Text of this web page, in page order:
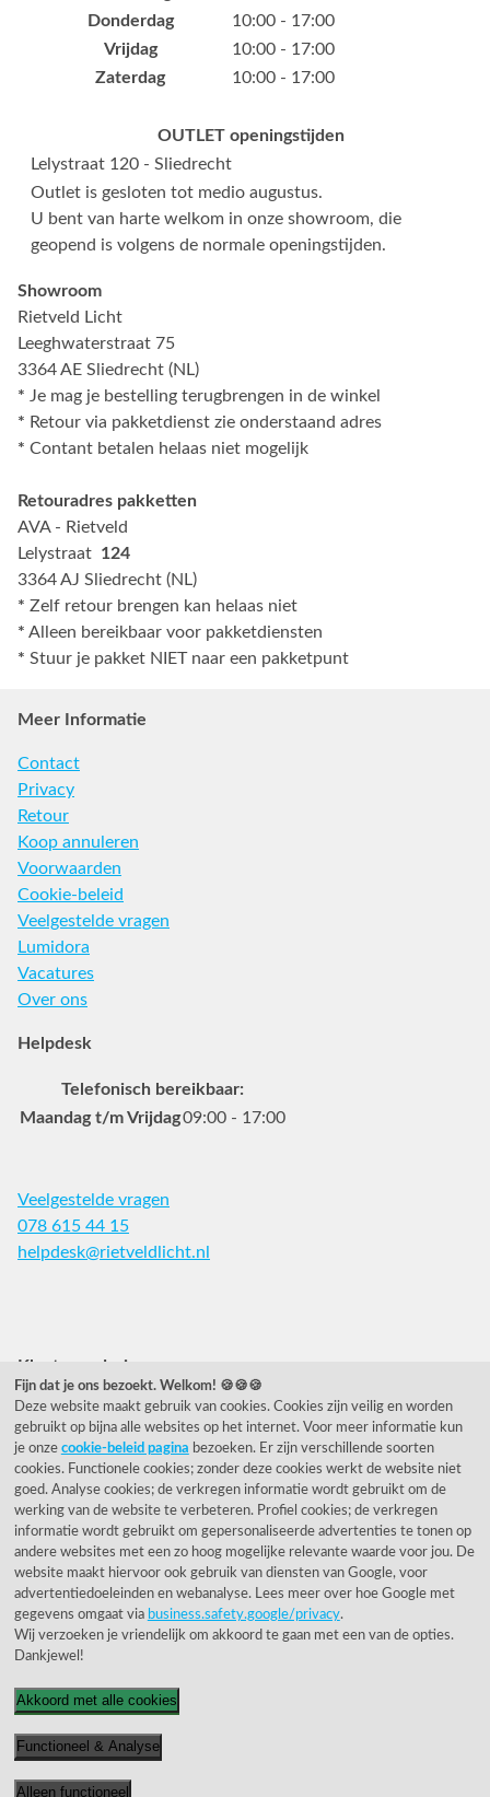
Donderdag
10:00 - 17:00
Vrijdag
10:00 - 17:00
Zaterdag
10:00 - 17:00
OUTLET openingstijden
Lelystraat 120 - Sliedrecht
Outlet is gesloten tot medio augustus.
U bent van harte welkom in onze showroom, die
geopend is volgens de normale openingstijden.
Showroom
Rietveld Licht
Leeghwaterstraat 75
3364 AE Sliedrecht (NL)
* Je mag je bestelling terugbrengen in de winkel
* Retour via pakketdienst zie onderstaand adres
* Contant betalen helaas niet mogelijk
Retouradres pakketten
AVA - Rietveld
Lelystraat 124
3364 AJ Sliedrecht (NL)
* Zelf retour brengen kan helaas niet
* Alleen bereikbaar voor pakketdiensten
* Stuur je pakket NIET naar een pakketpunt
Meer Informatie
Contact
Privacy
Retour
Koop annuleren
Voorwaarden
Cookie-beleid
Veelgestelde vragen
Lumidora
Vacatures
Over ons
Helpdesk
Telefonisch bereikbaar:
Maandag t/m Vrijdag09:00 - 17:00
Veelgestelde vragen
078 615 44 15
helpdesk@rietveldlicht.nl
Klantwaardering
"Zeer goed" - eKomi.nl
Cijfer: 9.2 (25540 recensies)
Onze nieuwsbrief
Wil je onze nieuwsbrief ontvangen?
© 1955 - 2026 Rietveld Licht B.V.
Fijn dat je ons bezoekt. Welkom! 🍪🍪🍪
Deze website maakt gebruik van cookies. Cookies zijn veilig en worden
gebruikt op bijna alle websites op het internet. Voor meer informatie kun
je onze cookie-beleid pagina bezoeken. Er zijn verschillende soorten
cookies. Functionele cookies; zonder deze cookies werkt de website niet
goed. Analyse cookies; de verkregen informatie wordt gebruikt om de
werking van de website te verbeteren. Profiel cookies; de verkregen
informatie wordt gebruikt om gepersonaliseerde advertenties te tonen op
andere websites met een zo hoog mogelijke relevante waarde voor jou. De
website maakt hiervoor ook gebruik van diensten van Google, voor
advertentiedoeleinden en webanalyse. Lees meer over hoe Google met
gegevens omgaat via business.safety.google/privacy.
Wij verzoeken je vriendelijk om akkoord te gaan met een van de opties.
Dankjewel!
Akkoord met alle cookies
Functioneel & Analyse
Alleen functioneel